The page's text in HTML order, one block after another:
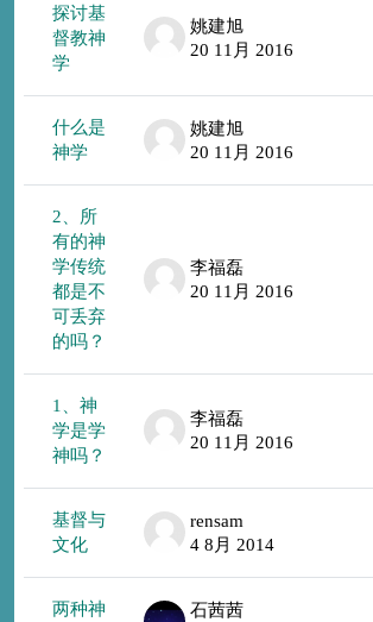
探讨基
督教神
学
姚建旭
20 11月 2016
什么是
神学
姚建旭
20 11月 2016
2、所
有的神
学传统
都是不
可丢弃
的吗？
李福磊
20 11月 2016
1、神
学是学
神吗？
李福磊
20 11月 2016
基督与
文化
rensam
4 8月 2014
两种神 石茜茜